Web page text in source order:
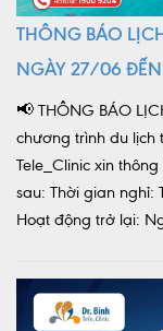
THÔNG BÁO
NGÀY 27/06
📢 THÔNG BÁO
chương trình du lịch
Tele_Clinic xin
sau: Thời gian
Hoạt động trở lại: